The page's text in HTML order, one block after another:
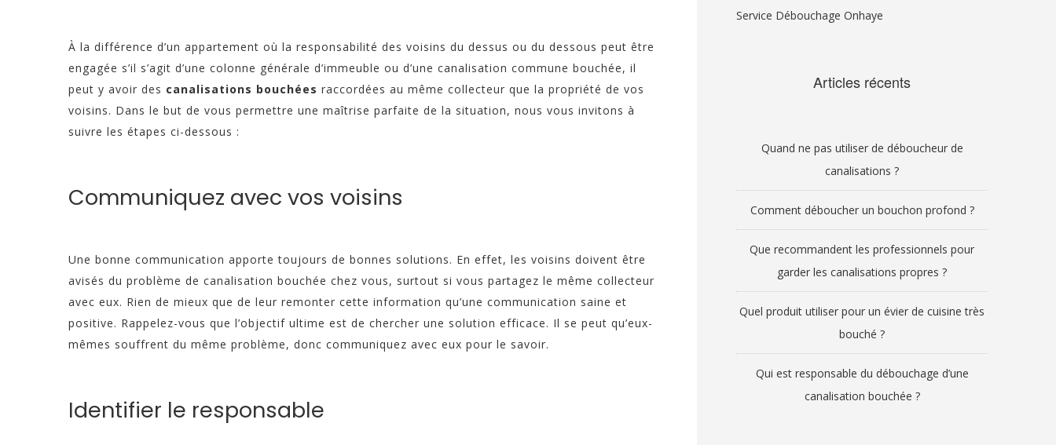
À la différence d’un appartement où la responsabilité des voisins du dessus ou du dessous peut être
engagée s’il s’agit d’une colonne générale d’immeuble ou d’une canalisation commune bouchée, il
peut y avoir des canalisations bouchées raccordées au même collecteur que la propriété de vos
voisins. Dans le but de vous permettre une maîtrise parfaite de la situation, nous vous invitons à
suivre les étapes ci-dessous :
Communiquez avec vos voisins
Une bonne communication apporte toujours de bonnes solutions. En effet, les voisins doivent être
avisés du problème de canalisation bouchée chez vous, surtout si vous partagez le même collecteur
avec eux. Rien de mieux que de leur remonter cette information qu’une communication saine et
positive. Rappelez-vous que l’objectif ultime est de chercher une solution efficace. Il se peut qu’eux-
mêmes souffrent du même problème, donc communiquez avec eux pour le savoir.
Identifier le responsable
Service Débouchage Onhaye
Articles récents
Quand ne pas utiliser de déboucheur de
canalisations ?
Comment déboucher un bouchon profond ?
Que recommandent les professionnels pour
garder les canalisations propres ?
Quel produit utiliser pour un évier de cuisine très
bouché ?
Qui est responsable du débouchage d’une
canalisation bouchée ?